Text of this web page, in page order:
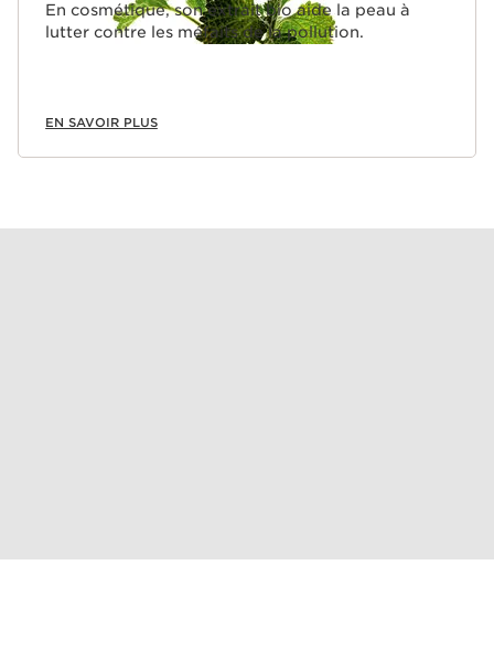
En cosmétique, son extrait bio aide la peau à
lutter contre les méfaits de la pollution.
EN SAVOIR PLUS